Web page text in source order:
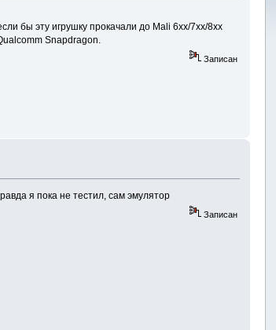
бы эту игрушку прокачали до Mali 6хх/7хх/8хх
Snapdragon.
Записан
я пока не тестил, сам эмулятор
Записан